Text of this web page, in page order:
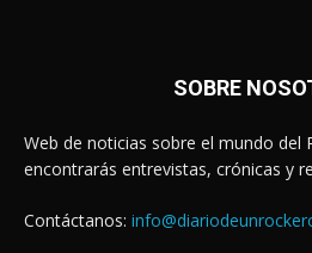
SOBRE
Web de noticias sobre el mundo del
encontrarás entrevistas, crónicas y
Contáctanos: